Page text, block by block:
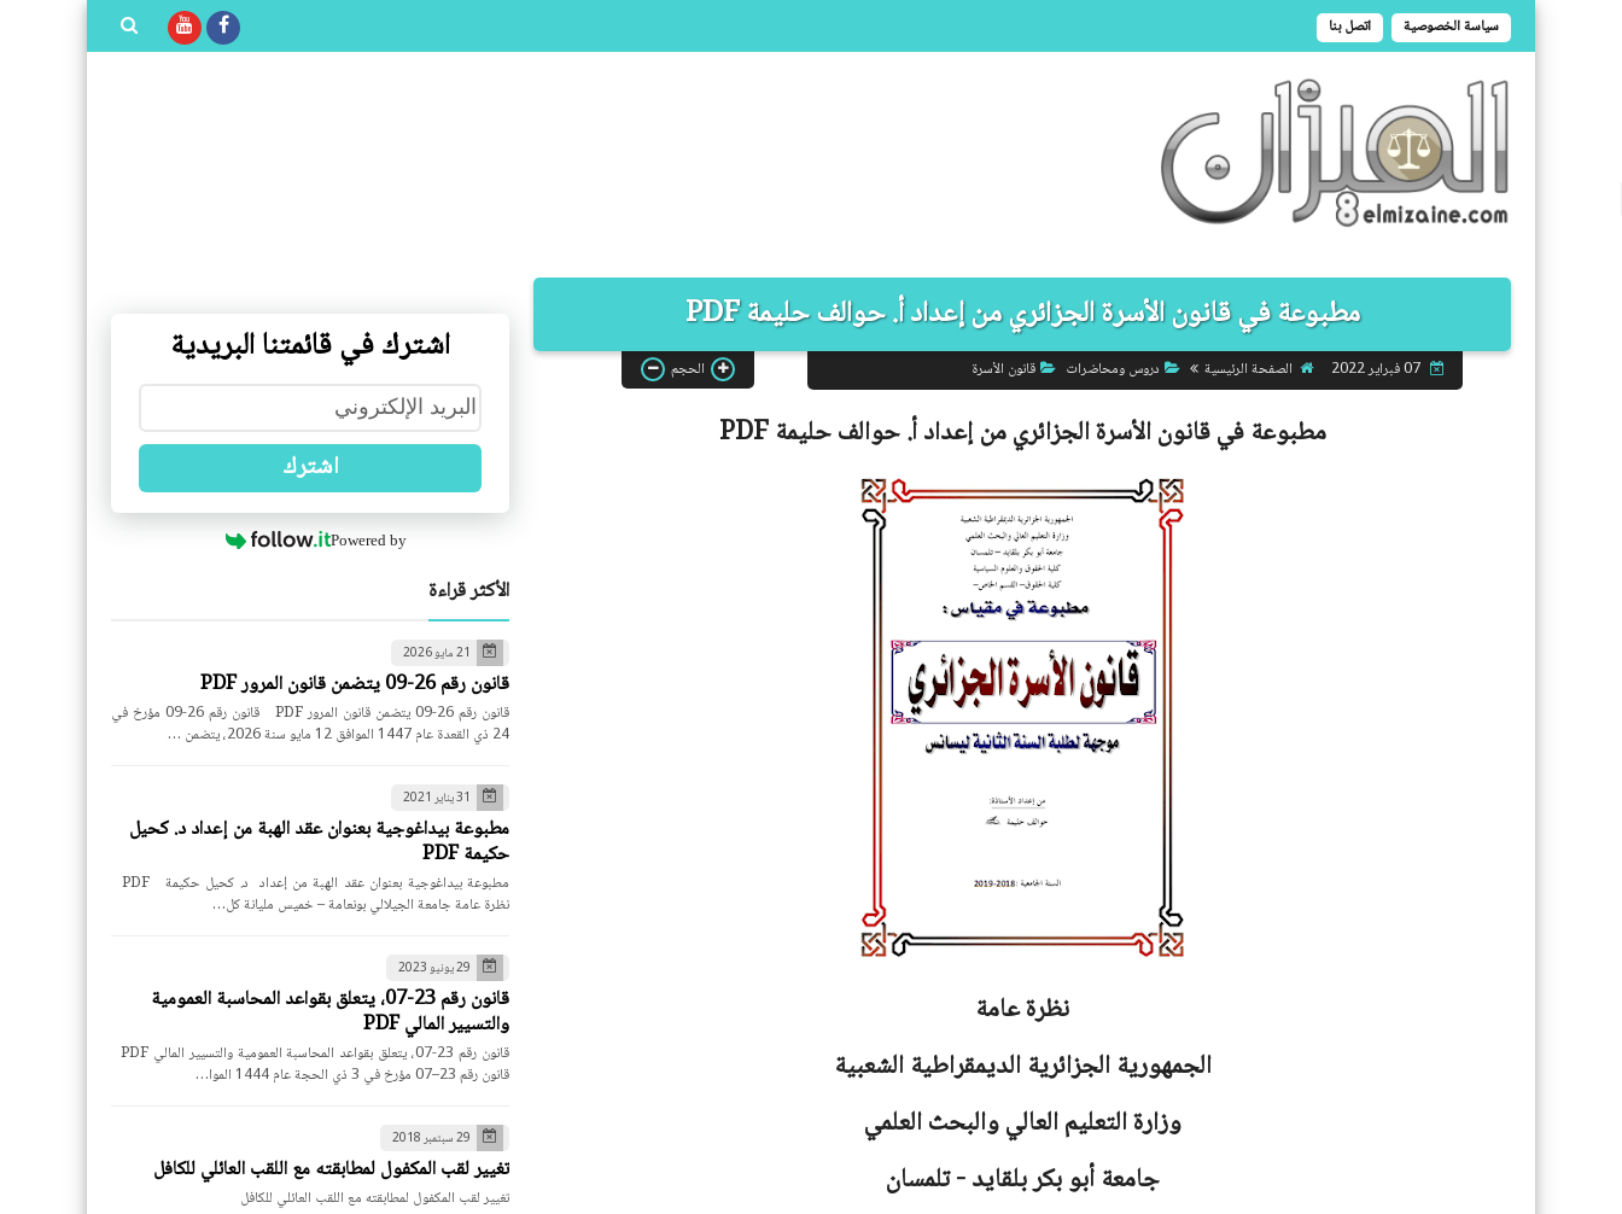
سياسة الخصوصية اتصل بنا
مطبوعة في قانون الأسرة الجزائري من إعداد أ. حوالف حليمة PDF
07 فبراير 2022 الصفحة الرئيسية دروس ومحاضرات قانون الأسرة الحجم
مطبوعة في قانون الأسرة الجزائري من إعدادأ.حوالف حليمةPDF
نظرة عامة
الجمهورية الجزائرية الديمقراطية الشعبية
وزارة التعليم العالي والبحث العلمي
جامعة أبو بكر بلقايد - تلمسان
اشترك في قائمتنا البريدية
اشترك
Powered by
الأكثر قراءة
21 مايو 2026
قانون رقم 26-09 يتضمن قانون المرور PDF
قانون رقم 26-09 يتضمن قانون المرور PDF قانون رقم 26-09 مؤرخ في
24 ذي القعدة عام 1447 الموافق 12 مايو سنة 2026، يتضمن …
31 يناير 2021
مطبوعة بيداغوجية بعنوان عقد الهبة من إعداد د. كحيل
حكيمة PDF
نظرة عامة جامعة الجيلالي بونعامة – خميس مليانة كل…
29 يونيو 2023
قانون رقم 23-07، يتعلق بقواعد المحاسبة العمومية
والتسيير المالي PDF
قانون رقم 23–07 مؤرخ في 3 ذي الحجة عام 1444 الموا…
29 سبتمبر 2018
تغيير لقب المكفول لمطابقته مع اللقب العائلي للكافل
تغيير لقب المكفول لمطابقته مع اللقب العائلي للكافل